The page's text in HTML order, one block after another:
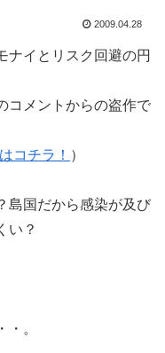
2009.04.28
ナイとリスク回避の円
コメントからの盗作で
コチラ！ ）
島国だから感染が及び
い？
。